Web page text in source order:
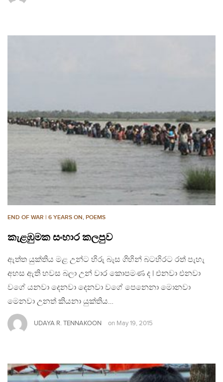
END OF WAR | 6 YEARS ON, POEMS
කැළඹුමක සංහාර කලපුව
ඇත්ත යුක්තිය මළ උන්ට හිරු බැස ගිහින් බටහිරට රත් පැහැ
අහස ඇති හවස බලා උන් වාර කොපමණ ද | එනවා එනවා
වගේ යනවා දෙනවා දෙනවා වගේ පෙනෙනා මොනවා
මෙනවා උනත් කියනා යුක්තිය…
UDAYA R. TENNAKOON on May 19, 2015